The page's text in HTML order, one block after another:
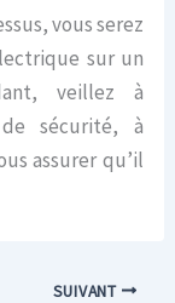
vous serez
sur un
veillez à
sécurité, à
assurer qu’il
SUIVANT